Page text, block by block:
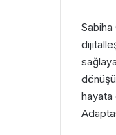
hayata